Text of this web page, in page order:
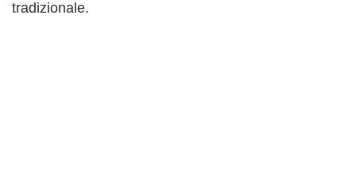
tradizionale.